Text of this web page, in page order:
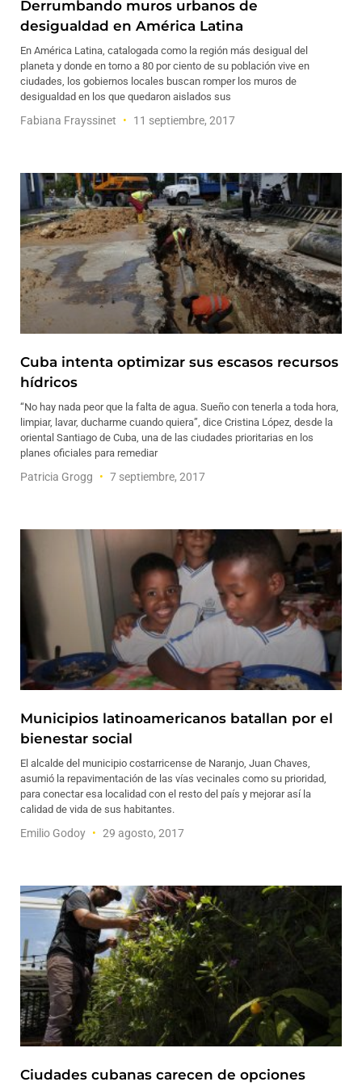
Derrumbando muros urbanos de
desigualdad en América Latina
En América Latina, catalogada como la región más desigual del
planeta y donde en torno a 80 por ciento de su población vive en
ciudades, los gobiernos locales buscan romper los muros de
desigualdad en los que quedaron aislados sus
Fabiana Frayssinet 11 septiembre, 2017
Cuba intenta optimizar sus escasos recursos
hídricos
“No hay nada peor que la falta de agua. Sueño con tenerla a toda hora,
limpiar, lavar, ducharme cuando quiera”, dice Cristina López, desde la
oriental Santiago de Cuba, una de las ciudades prioritarias en los
planes oficiales para remediar
Patricia Grogg 7 septiembre, 2017
Municipios latinoamericanos batallan por el
bienestar social
El alcalde del municipio costarricense de Naranjo, Juan Chaves,
asumió la repavimentación de las vías vecinales como su prioridad,
para conectar esa localidad con el resto del país y mejorar así la
calidad de vida de sus habitantes.
Emilio Godoy 29 agosto, 2017
Ciudades cubanas carecen de opciones